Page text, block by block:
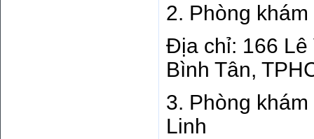
2. Phòng
Địa chỉ: 166 Lê
Bình Tân,
3. Phòng
Linh